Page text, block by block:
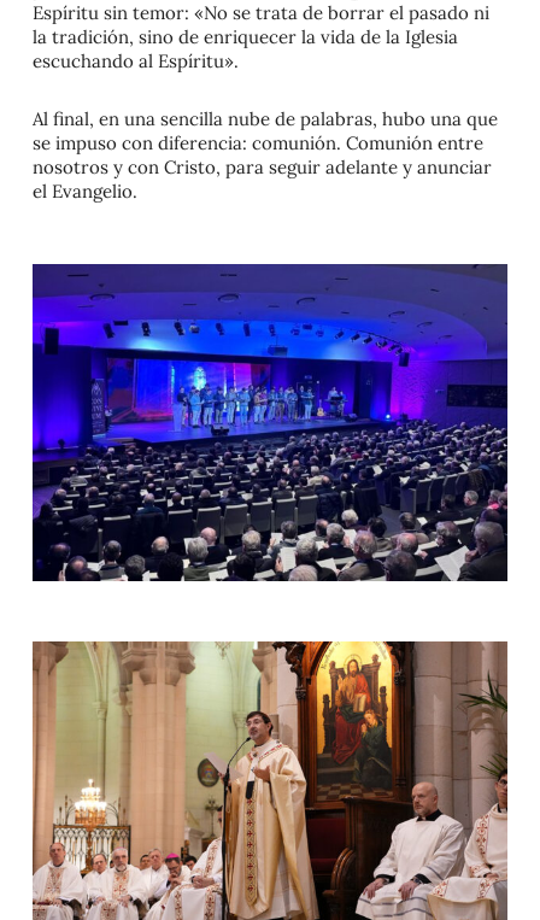
Espíritu sin temor: «No se trata de borrar el pasado ni
la tradición, sino de enriquecer la vida de la Iglesia
escuchando al Espíritu».
Al final, en una sencilla nube de palabras, hubo una que
se impuso con diferencia: comunión. Comunión entre
nosotros y con Cristo, para seguir adelante y anunciar
el Evangelio.